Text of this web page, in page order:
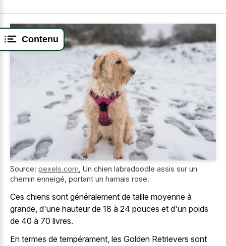
Contenu
Source: pexels.com Un chien labradoodle assis sur un
chemin enneigé, portant un harnais rose.
Ces chiens sont généralement de taille moyenne à
grande, d'une hauteur de 18 à 24 pouces et d'un poids
de 40 à 70 livres.
En termes de tempérament, les Golden Retrievers sont